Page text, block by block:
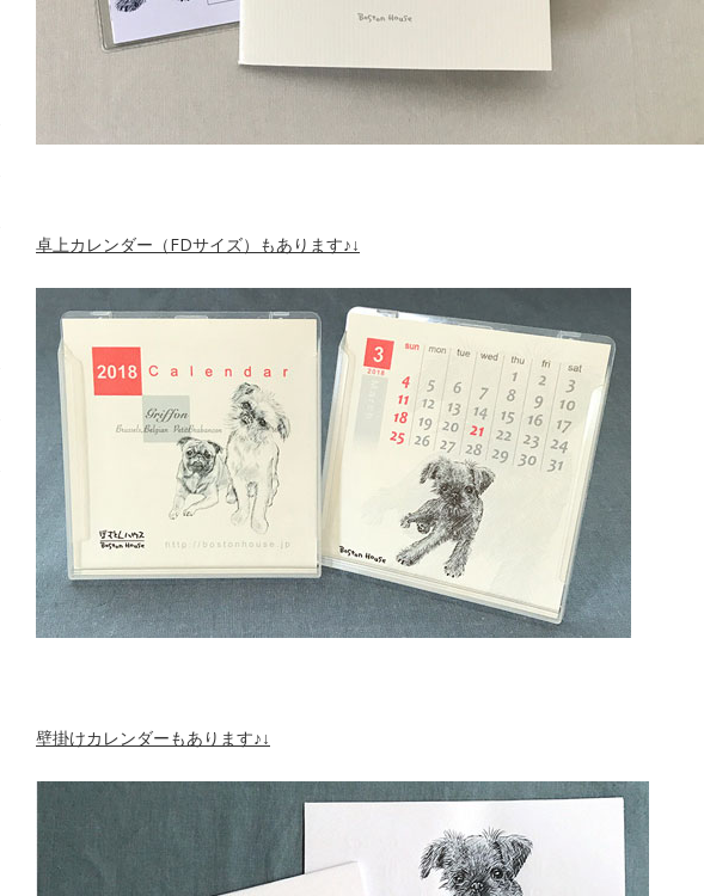
卓上カレンダー（FDサイズ）もあります♪↓
壁掛けカレンダーもあります♪↓